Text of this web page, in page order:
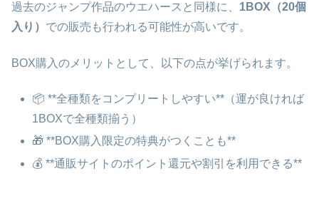
過去のジャンプ作品のウエハースと同様に、 1BOX（20個
入り） での販売も行われる可能性が高いです。
BOX購入のメリットとして、以下の点が挙げられます。
📦 **全種類をコンプリートしやすい**（運が良ければ
1BOXで全種類揃う）
🎁 **BOX購入限定の特典がつくことも**
💰 **通販サイトのポイント還元や割引を利用できる**